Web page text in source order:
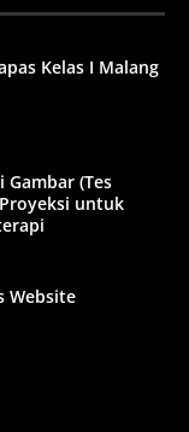
Kelas I Malang
Gambar (Tes
untuk
Website